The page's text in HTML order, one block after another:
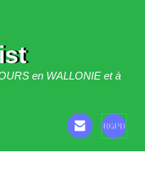
en WALLONIE et à